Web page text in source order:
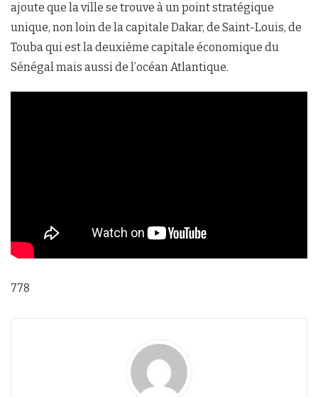
ajoute que la ville se trouve à un point stratégique
unique, non loin de la capitale Dakar, de Saint-Louis, de
Touba qui est la deuxième capitale économique du
Sénégal mais aussi de l’océan Atlantique.
778